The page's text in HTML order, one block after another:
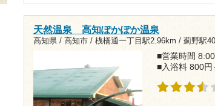
天然温泉 高知ぽかぽか温泉
高知県 / 高知市 / 桟橋通一丁目駅2.96km / 薊野駅
■営業時間
■入浴料 800円